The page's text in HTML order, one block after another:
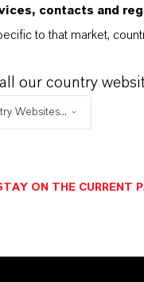
contacts and
to that market,
our country
Websites...
ON THE CURRENT